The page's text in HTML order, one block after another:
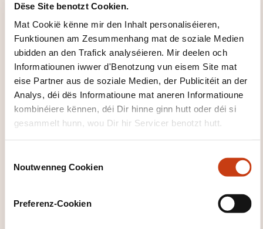
Dëse Site benotzt Cookien.
Mat Cookië kënne mir den Inhalt personaliséieren,
Funktiounen am Zesummenhang mat de soziale Medien
ubidden an den Trafick analyséieren. Mir deelen och
Informatiounen iwwer d'Benotzung vun eisem Site mat
eise Partner aus de soziale Medien, der Publicitéit an der
Analys, déi dës Informatioune mat aneren Informatioune
kombinéiere kënnen, déi Dir hinne ginn hutt oder déi si
gesammelt hunn, wou Dir hir Servicer benotzt hutt.
Noutwenneg Cookien
Preferenz-Cookien
d'Formatiounsinstitut
kontaktéieren?
customer@houseoftraining.lu
+352 46 50 16 1
Méi iwwer den Formatiounsinstitut:
House of Training